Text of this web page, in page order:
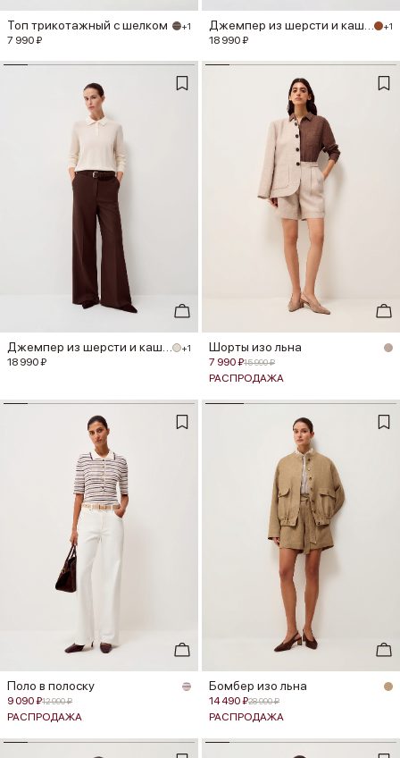
Топ трикотажный с шелком +1
7 990 ₽
+1
18 990 ₽
+1
18 990 ₽
Шорты изо льна
7 990 ₽15 990 ₽
РАСПРОДАЖА
Поло в полоску
9 090 ₽12 990 ₽
РАСПРОДАЖА
Бомбер изо льна
14 490 ₽28 990 ₽
РАСПРОДАЖА